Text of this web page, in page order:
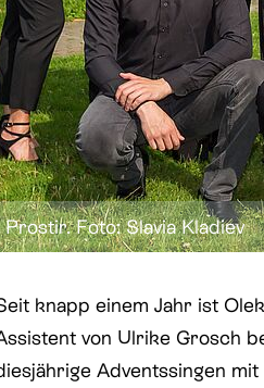
Foto: Slavia Kladiev
knapp einem Jahr ist
von Ulrike Grosch
Adventssingen